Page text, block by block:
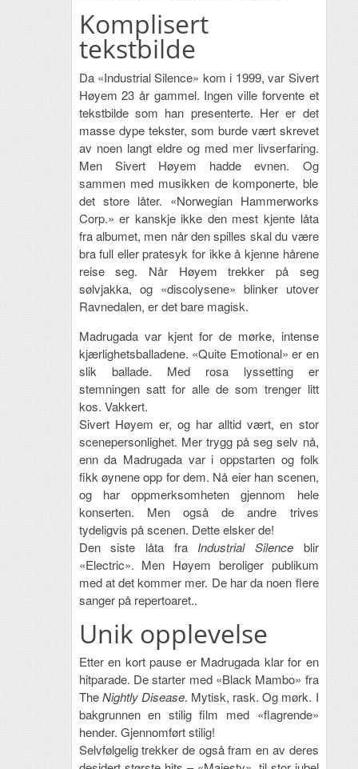
Komplisert
tekstbilde
Da «Industrial Silence» kom i 1999, var Sivert
Høyem 23 år gammel. Ingen ville forvente et
tekstbilde som han presenterte. Her er det
masse dype tekster, som burde vært skrevet
av noen langt eldre og med mer livserfaring.
Men Sivert Høyem hadde evnen. Og
sammen med musikken de komponerte, ble
det store låter. «Norwegian Hammerworks
Corp.» er kanskje ikke den mest kjente låta
fra albumet, men når den spilles skal du være
bra full eller pratesyk for ikke å kjenne hårene
reise seg. Når Høyem trekker på seg
sølvjakka, og «discolysene» blinker utover
Ravnedalen, er det bare magisk.
Madrugada var kjent for de mørke, intense
kjærlighetsballadene. «Quite Emotional» er en
slik ballade. Med rosa lyssetting er
stemningen satt for alle de som trenger litt
kos. Vakkert.
Sivert Høyem er, og har alltid vært, en stor
scenepersonlighet. Mer trygg på seg selv nå,
enn da Madrugada var i oppstarten og folk
fikk øynene opp for dem. Nå eier han scenen,
og har oppmerksomheten gjennom hele
konserten. Men også de andre trives
tydeligvis på scenen. Dette elsker de!
Den siste låta fra Industrial Silenceblir
«Electric». Men Høyem beroliger publikum
med at det kommer mer. De har da noen flere
sanger på repertoaret..
Unik opplevelse
Etter en kort pause er Madrugada klar for en
hitparade. De starter med «Black Mambo» fra
TheNightly Disease. Mytisk, rask. Og mørk. I
bakgrunnen en stilig film med «flagrende»
hender. Gjennomført stilig!
Selvfølgelig trekker de også fram en av deres